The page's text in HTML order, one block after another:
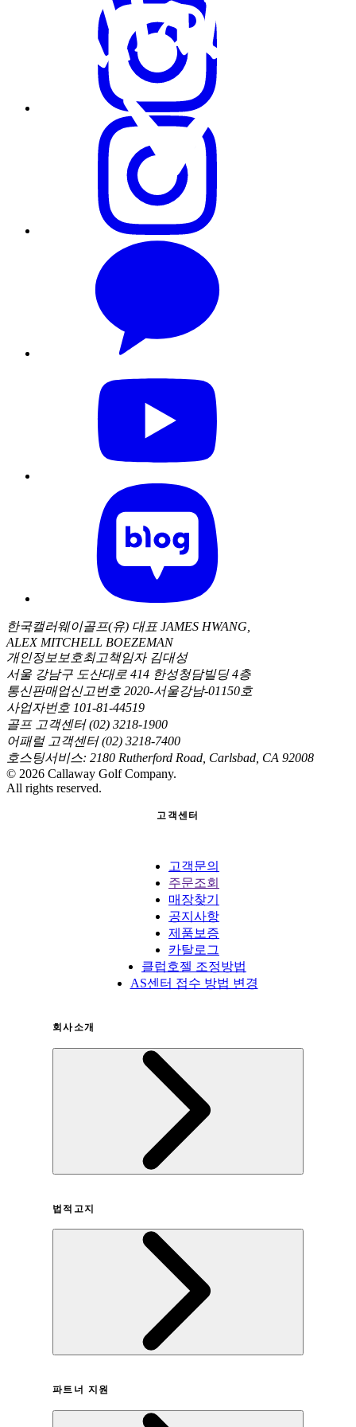
한국캘러웨이골프(유) 대표 JAMES HWANG,
ALEX MITCHELL BOEZEMAN
개인정보보호최고책임자 김대성
서울 강남구 도산대로 414 한성청담빌딩 4층
통신판매업신고번호 2020-서울강남-01150호
사업자번호 101-81-44519
골프 고객센터 (02) 3218-1900
어패럴 고객센터 (02) 3218-7400
호스팅서비스: 2180 Rutherford Road, Carlsbad, CA 92008
© 2026 Callaway Golf Company.
All rights reserved.
고객센터
고객문의
주문조회
매장찾기
공지사항
제품보증
카탈로그
클럽호젤 조정방법
AS센터 접수 방법 변경
회사소개
법적고지
개인정보취급방침
파트너 지원